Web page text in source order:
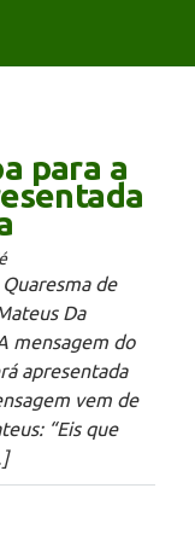
para a
de
Da
mensagem do
apresentada
vem de
“Eis que